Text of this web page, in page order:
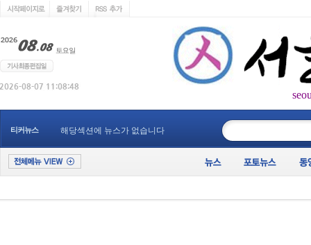
티커뉴스 해당섹션에 뉴스가 없습니다